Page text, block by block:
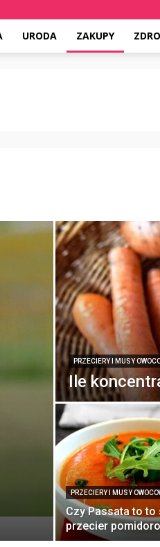
URODA ZAKUPY
PRZECIERY I MUSY
Ile
PRZECIERY I MUSY
Czy Passata to to
przecier